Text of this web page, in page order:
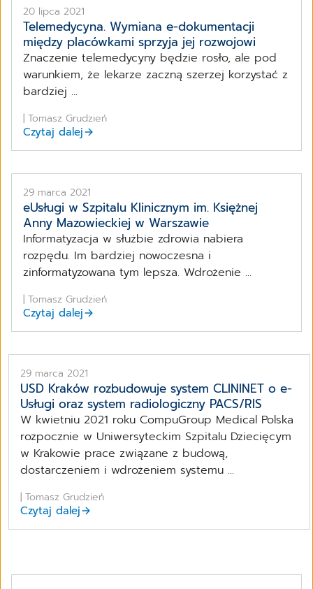
20 lipca 2021
Telemedycyna. Wymiana e-dokumentacji
między placówkami sprzyja jej rozwojowi
Znaczenie telemedycyny będzie rosło, ale pod
warunkiem, że lekarze zaczną szerzej korzystać z
bardziej ...
| Tomasz Grudzień
Czytaj dalej
29 marca 2021
eUsługi w Szpitalu Klinicznym im. Księżnej
Anny Mazowieckiej w Warszawie
Informatyzacja w służbie zdrowia nabiera
rozpędu. Im bardziej nowoczesna i
zinformatyzowana tym lepsza. Wdrożenie ...
| Tomasz Grudzień
Czytaj dalej
29 marca 2021
USD Kraków rozbudowuje system CLININET o e-
Usługi oraz system radiologiczny PACS/RIS
W kwietniu 2021 roku CompuGroup Medical Polska
rozpocznie w Uniwersyteckim Szpitalu Dziecięcym
w Krakowie prace związane z budową,
dostarczeniem i wdrożeniem systemu ...
| Tomasz Grudzień
Czytaj dalej